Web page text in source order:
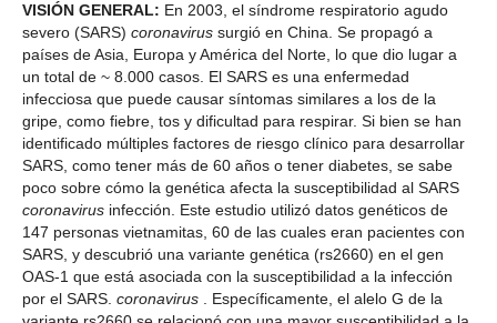
VISIÓN GENERAL: En 2003, el síndrome respiratorio agudo
severo (SARS) coronavirus surgió en China. Se propagó a
países de Asia, Europa y América del Norte, lo que dio lugar a
un total de ~ 8.000 casos. El SARS es una enfermedad
infecciosa que puede causar síntomas similares a los de la
gripe, como fiebre, tos y dificultad para respirar. Si bien se han
identificado múltiples factores de riesgo clínico para desarrollar
SARS, como tener más de 60 años o tener diabetes, se sabe
poco sobre cómo la genética afecta la susceptibilidad al SARS
coronavirus infección. Este estudio utilizó datos genéticos de
147 personas vietnamitas, 60 de las cuales eran pacientes con
SARS, y descubrió una variante genética (rs2660) en el gen
OAS-1 que está asociada con la susceptibilidad a la infección
por el SARS. coronavirus . Específicamente, el alelo G de la